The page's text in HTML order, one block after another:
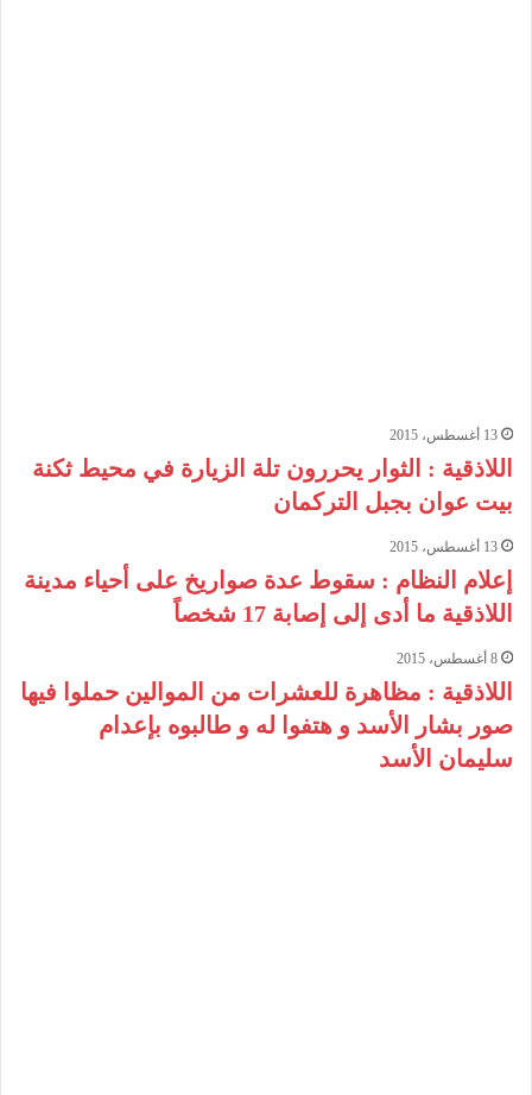
13 أغسطس، 2015
اللاذقية : الثوار يحررون تلة الزيارة في محيط ثكنة
بيت عوان بجبل التركمان
13 أغسطس، 2015
إعلام النظام : سقوط عدة صواريخ على أحياء مدينة
اللاذقية ما أدى إلى إصابة 17 شخصاً
8 أغسطس، 2015
اللاذقية : مظاهرة للعشرات من الموالين حملوا فيها
صور بشار الأسد و هتفوا له و طالبوه بإعدام
سليمان الأسد